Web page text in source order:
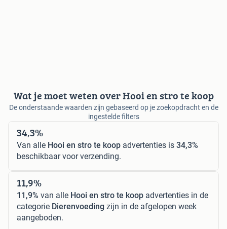
Wat je moet weten over Hooi en stro te koop
De onderstaande waarden zijn gebaseerd op je zoekopdracht en de
ingestelde filters
34,3%
Van alle Hooi en stro te koop advertenties is 34,3%
beschikbaar voor verzending.
11,9%
11,9% van alle Hooi en stro te koop advertenties in de
categorie Dierenvoeding zijn in de afgelopen week
aangeboden.